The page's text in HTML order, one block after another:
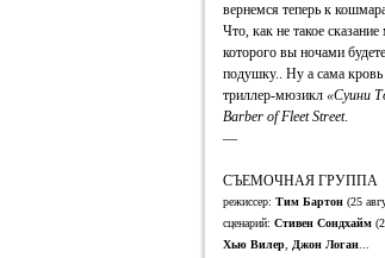
вернемся теперь к
Что, как не такое
которого вы ночами
подушку.. Ну а cама кровь
триллер-мюзикл «Суини
Barber of Fleet Street.
—
СЪЕМОЧНАЯ ГРУППА
режиссер: Тим Бартон (25
сценарий: Стивен Сондхайм
Хью Вилер
Джон Логан